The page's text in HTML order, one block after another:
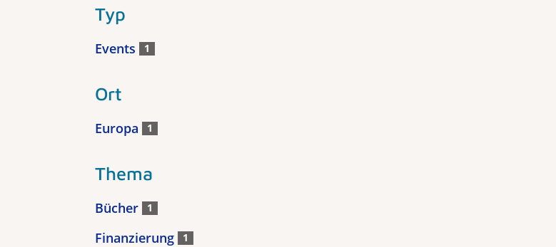
Typ
Events 1
Ort
Europa 1
Thema
Bücher 1
Finanzierung 1